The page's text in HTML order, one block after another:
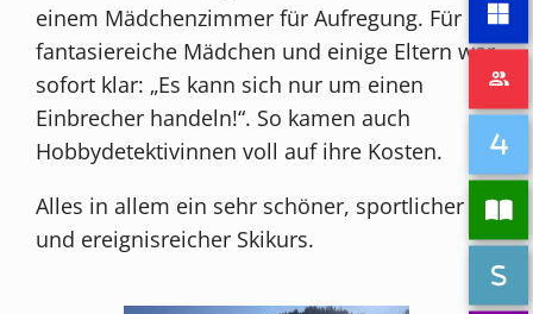
einem Mädchenzimmer für Aufregung. Für
fantasiereiche Mädchen und einige Eltern war
sofort klar: „Es kann sich nur um einen
Einbrecher handeln!“. So kamen auch
Hobbydetektivinnen voll auf ihre Kosten.
Alles in allem ein sehr schöner, sportlicher
und ereignisreicher Skikurs.